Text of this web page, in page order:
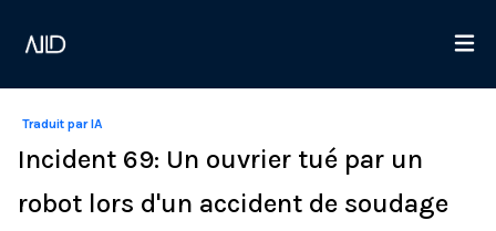
Traduit par IA
Incident 69: Un ouvrier tué par un
robot lors d'un accident de soudage